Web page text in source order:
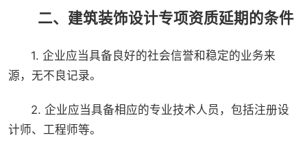
二、建筑装饰设计专项资质延期的条件
1. 企业应当具备良好的社会信誉和稳定的业务来
源，无不良记录。
2. 企业应当具备相应的专业技术人员，包括注册设
计师、工程师等。